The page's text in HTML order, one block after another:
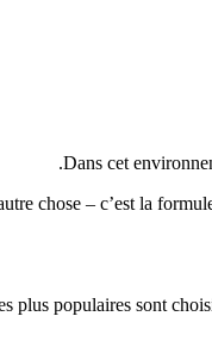
Dans cet
chose – c’est la
plus populaires sont